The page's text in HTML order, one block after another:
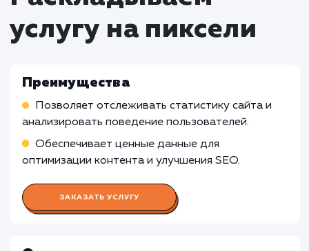
альтернативными решениями могут быть
использование инструментов для анализа
посещаемости оффлайн точек продаж или
счетчика Яндекс.Метрики может быть менее
посещаемостью, где статистические данные
могут быть ограниченными или
репрезентативными. В таких случаях,
рекомендуется использовать